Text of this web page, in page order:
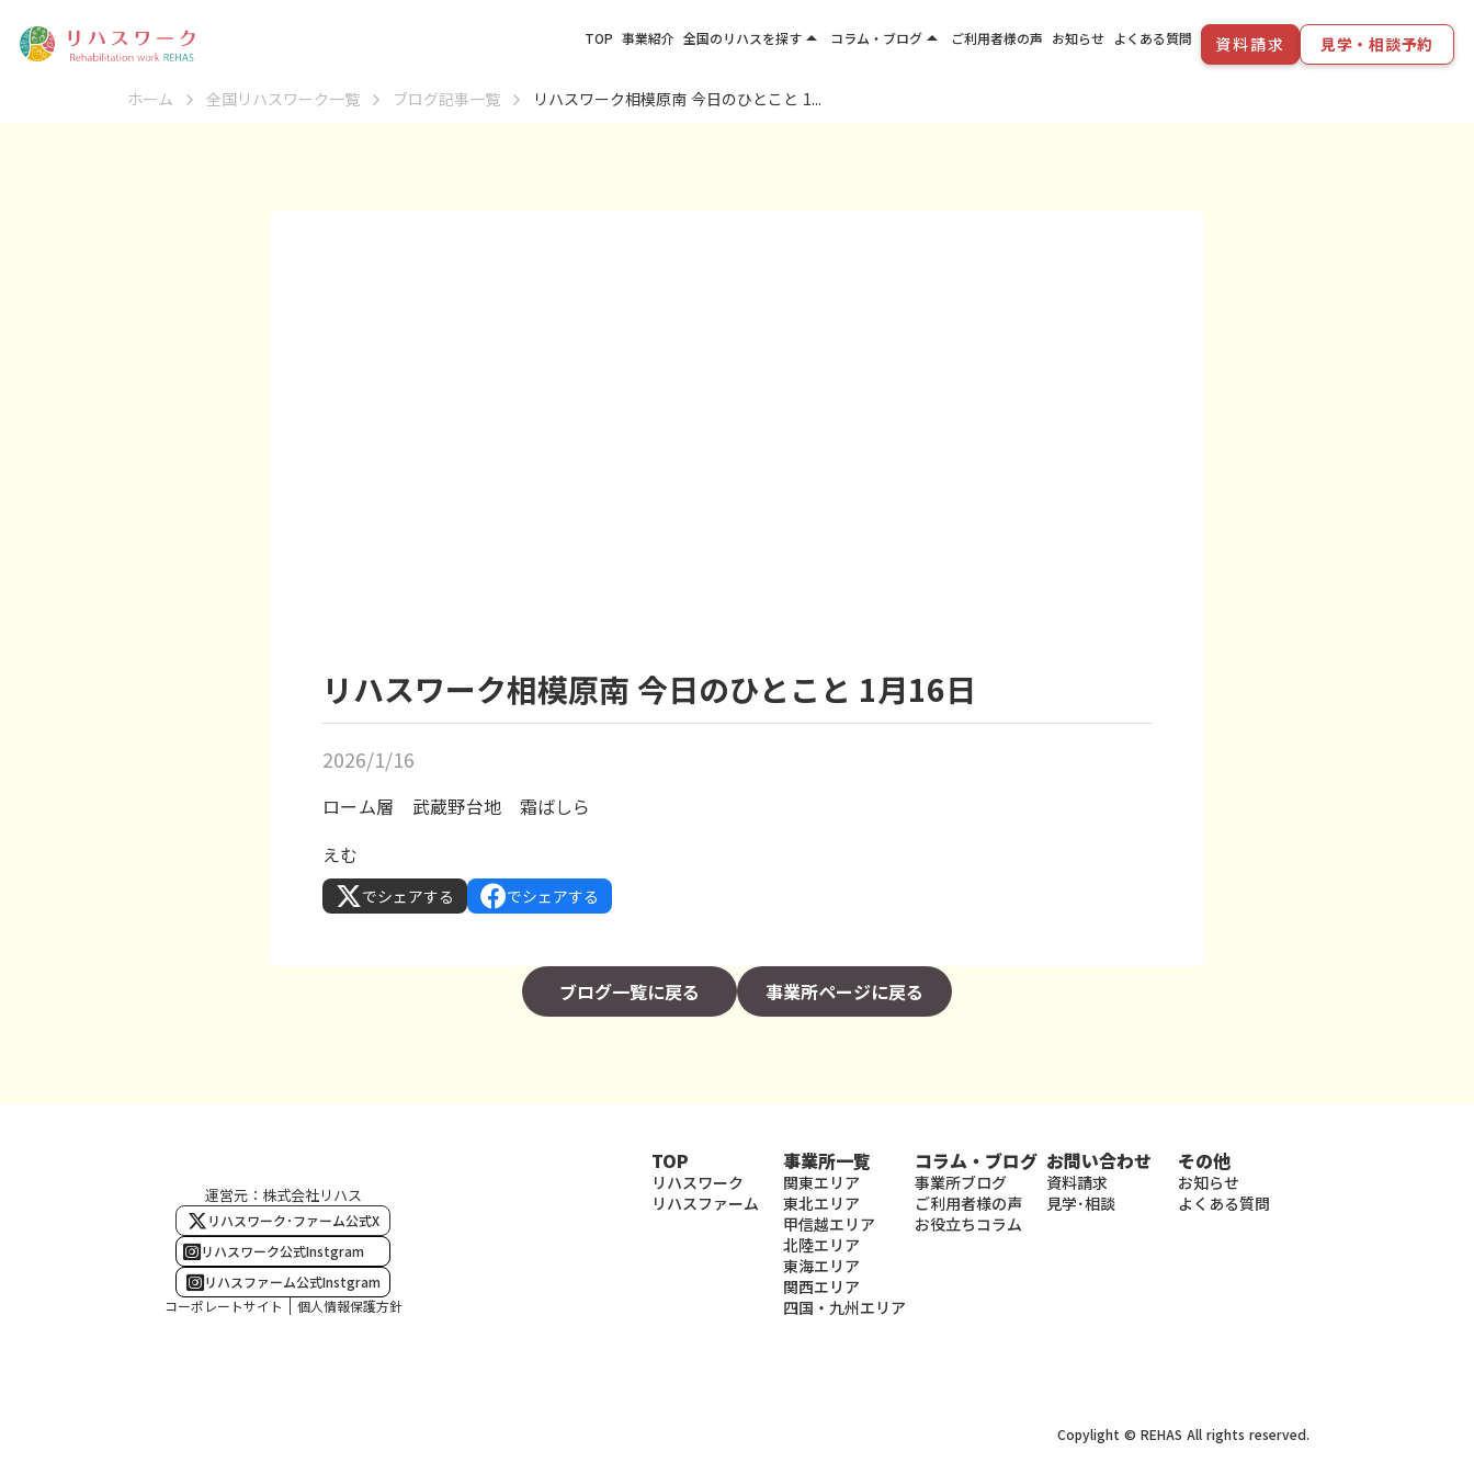
ホーム 全国リハスワーク一覧 ブログ記事一覧 リハスワーク相模原南 今日のひとこと 1...
リハスワーク相模原南 今日のひとこと 1月16日
2026/1/16
ローム層 武蔵野台地 霜ばしら
えむ
でシェアする でシェアする
ブログ一覧に戻る 事業所ページに戻る
TOP 事業紹介 全国のリハスを探すarrow_drop_up
東北エリア
コラム・ブログarrow_drop_up ご利用者様の声 お知らせ よくある質問 資料請求 見学・相談予約
運営元：株式会社リハス
リハスワーク･ファーム公式X
リハスワーク公式Instgram
リハスファーム公式Instgram
コーポレートサイト
個人情報保護方針
TOP
リハスワーク
リハスファーム
事業所一覧
関東エリア
東北エリア
甲信越エリア
北陸エリア
東海エリア
関西エリア
四国・九州エリア
コラム・ブログ
事業所ブログ
ご利用者様の声
お役立ちコラム
お問い合わせ
資料請求
見学･相談
その他
お知らせ
よくある質問
Copylight © REHAS All rights reserved.